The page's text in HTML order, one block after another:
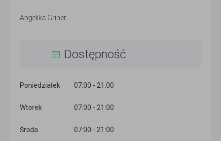
Angelika Griner
Dostępność
Poniedziałek 07:00 - 21:00
Wtorek 07:00 - 21:00
Środa 07:00 - 21:00